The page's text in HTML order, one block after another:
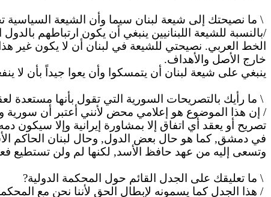
\ ما نصيحتك إلى شيعة لبنان سيما وأن الشيعة السياسية
/بالنسبة للشيعة اللبنانيين ينبغي أن يكون ارتباطهم
الخط العربي. نصيحتي للشيعة في لبنان أن لا يكون غير
خارج الأصل والأهداف.
ينبغي على شيعة لبنان أن يتمسكوا وأن يعوا جيداً بأن لا
\ ما رأيك بالتصريحات السورية التي تقول بأنها
/ إن هذا الموضوع هو إعلامي محض لأنني أعتبر أن سورية
تصريح أو يعقد أي اتفاق إلا بمشاورة إيرانية وإلا سيكون
في دمشق, كما هو حال بعض الدول, وحال لبنان الحاكم
وتسعى إليه من عهد حافظ الأسد, لكنها لم ولن تستطيع
\ ما تعليقك على الجدل القائم حول المحكمة الدولية?
/ هذا الجدل كما يسمونه لإبطال الحق لأننا نحن مع